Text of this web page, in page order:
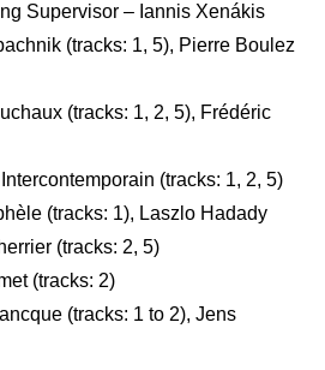
Supervisor – Iannis Xenákis
(tracks: 1, 5), Pierre Boulez
(tracks: 1, 2, 5), Frédéric
(tracks: 1, 2, 5)
(tracks: 1), Laszlo Hadady
(tracks: 2, 5)
(tracks: 2)
(tracks: 1 to 2), Jens